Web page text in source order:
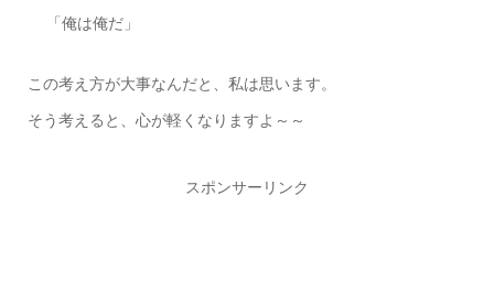
「俺は俺だ」
この考え方が大事なんだと、私は思います。
そう考えると、心が軽くなりますよ～～
スポンサーリンク